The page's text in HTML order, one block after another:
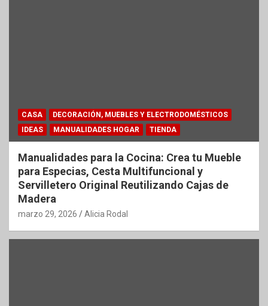
CASA
DECORACIÓN, MUEBLES Y ELECTRODOMÉSTICOS
IDEAS
MANUALIDADES HOGAR TIENDA
Manualidades para la Cocina: Crea tu Mueble
para Especias, Cesta Multifuncional y
Servilletero Original Reutilizando Cajas de
Madera
marzo 29, 2026 Alicia Rodal